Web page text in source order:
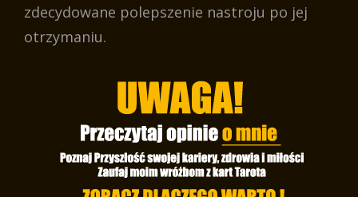
zdecydowane polepszenie nastroju po jej
otrzymaniu.